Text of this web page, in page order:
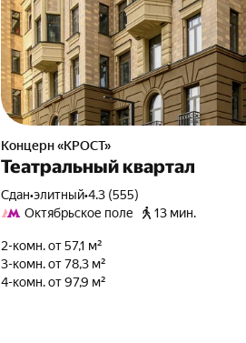
Концерн «КРОСТ»
Театральный квартал
Сдан•элитный•4.3 (555)
Октябрьское поле
13 мин.
2-комн. от 57,1 м²
3-комн. от 78,3 м²
4-комн. от 97,9 м²